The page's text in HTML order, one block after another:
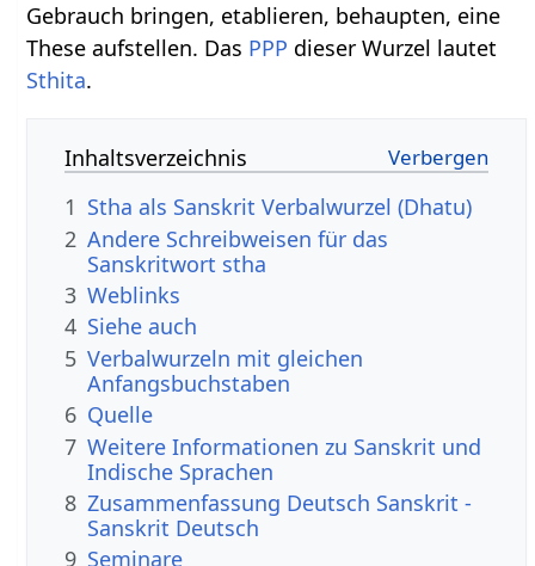
Gebrauch bringen, etablieren, behaupten, eine
These aufstellen. Das PPP dieser Wurzel lautet
Sthita.
Inhaltsverzeichnis
1 Stha als Sanskrit Verbalwurzel (Dhatu)
2 Andere Schreibweisen für das
Sanskritwort stha
3 Weblinks
4 Siehe auch
5 Verbalwurzeln mit gleichen
Anfangsbuchstaben
6 Quelle
7 Weitere Informationen zu Sanskrit und
Indische Sprachen
8 Zusammenfassung Deutsch Sanskrit -
Sanskrit Deutsch
9 Seminare